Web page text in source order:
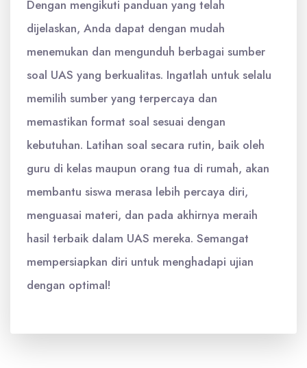
Dengan mengikuti panduan yang telah
dijelaskan, Anda dapat dengan mudah
menemukan dan mengunduh berbagai sumber
soal UAS yang berkualitas. Ingatlah untuk selalu
memilih sumber yang terpercaya dan
memastikan format soal sesuai dengan
kebutuhan. Latihan soal secara rutin, baik oleh
guru di kelas maupun orang tua di rumah, akan
membantu siswa merasa lebih percaya diri,
menguasai materi, dan pada akhirnya meraih
hasil terbaik dalam UAS mereka. Semangat
mempersiapkan diri untuk menghadapi ujian
dengan optimal!